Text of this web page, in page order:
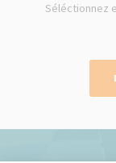
Séléctionnez